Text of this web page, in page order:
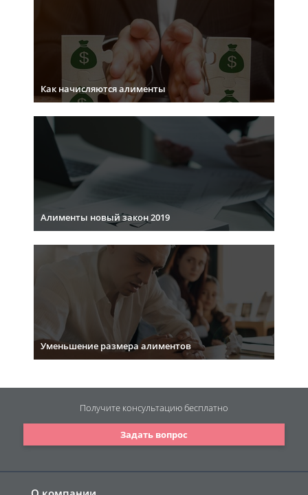
Как начисляются алименты
Алименты новый закон 2019
Уменьшение размера алиментов
Задать вопрос
Получите консультациюбесплатно